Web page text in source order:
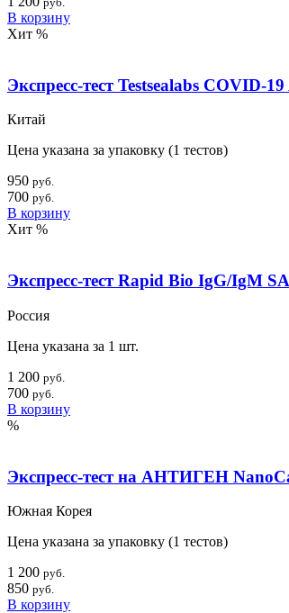
В корзину
Хит %
Экспресс-тест Testsealabs COVID-
Китай
Цена указана за упаковку (1 тестов)
950 руб.
700 руб.
В корзину
Хит %
Экспресс-тест Rapid Bio IgG/IgM
Россия
Цена указана за 1 шт.
1 200 руб.
700 руб.
В корзину
%
Экспресс-тест на АНТИГЕН
Южная Корея
Цена указана за упаковку (1 тестов)
1 200 руб.
850 руб.
В корзину